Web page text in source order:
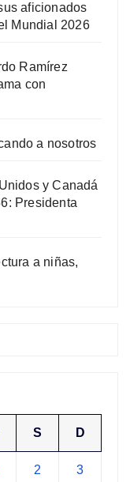
aficionados
Mundial 2026
Ramírez
con
a nosotros
y Canadá
Presidenta
a niñas,
S D
2 3